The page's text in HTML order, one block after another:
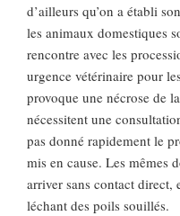
d’ailleurs qu’on a établi
les animaux domestiques
rencontre avec les
urgence vétérinaire pour
provoque une nécrose de
nécessitent une
pas donné rapidement le
mis en cause. Les mêmes
arriver sans contact direct,
léchant des poils souillés.